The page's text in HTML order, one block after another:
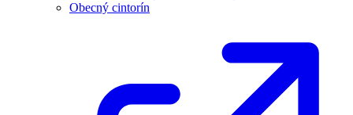
Obecný cintorín